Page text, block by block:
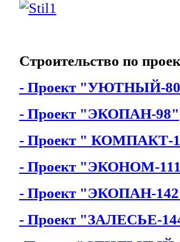
Строительство по
- Проект "УЮТНЫЙ-
- Проект "ЭКОПАН-98"
- Проект " КОМПАКТ-
- Проект "ЭКОНОМ-
- Проект "ЭКОПАН-
- Проект "ЗАЛЕСЬЕ-